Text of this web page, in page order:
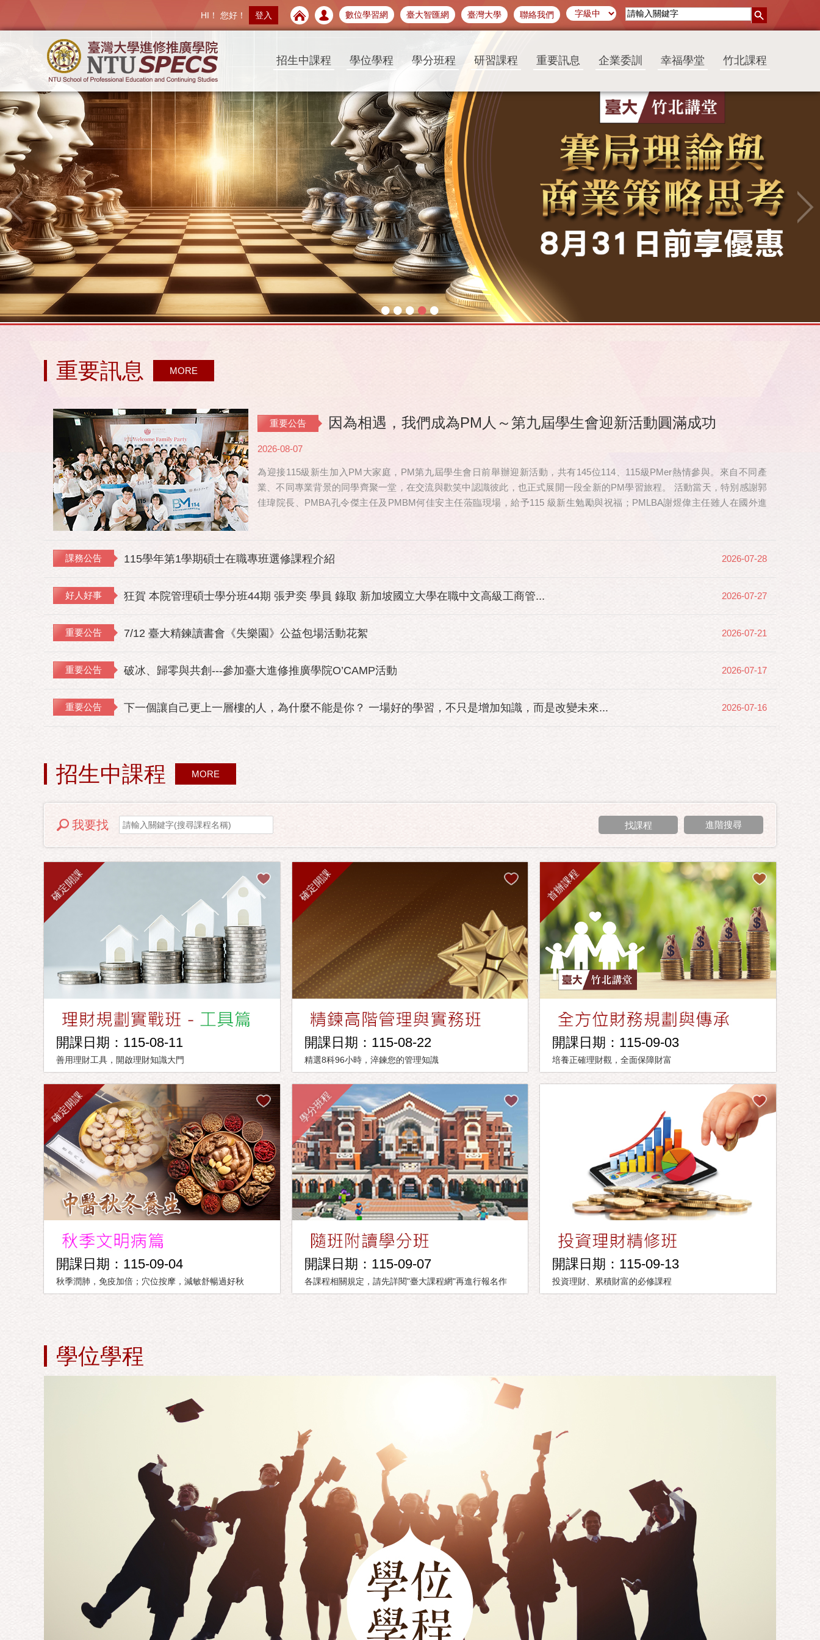
數位學習網 臺大智匯網 臺灣大學 聯絡我們
HI！ 您好！ 登入
招生中課程 學位學程 學分班程 研習課程 重要訊息 企業委訓 幸福學堂 竹北課程
•••••
重要訊息 MORE
重要公告 因為相遇，我們成為PM人～第九屆學生會迎新活動圓滿成功
2026-08-07
為迎接115級新生加入PM大家庭，PM第九屆學生會日前舉辦迎新活動，共有145位114、115級PMer熱情參與。來自不同產
業、不同專業背景的同學齊聚一堂，在交流與歡笑中認識彼此，也正式展開一段全新的PM學習旅程。 活動當天，特別感謝郭
佳瑋院長、PMBA孔令傑主任及PMBM何佳安主任蒞臨現場，給予115 級新生勉勵與祝福；PMLBA謝煜偉主任雖人在國外進
課務公告 115學年第1學期碩士在職專班選修課程介紹 2026-07-28
好人好事 狂賀 本院管理碩士學分班44期 張尹奕 學員 錄取 新加坡國立大學在職中文高級工商管... 2026-07-27
重要公告 7/12 臺大精鍊讀書會《失樂園》公益包場活動花絮 2026-07-21
重要公告 破冰、歸零與共創---參加臺大進修推廣學院O’CAMP活動 2026-07-17
重要公告 下一個讓自己更上一層樓的人，為什麼不能是你？ 一場好的學習，不只是增加知識，而是改變未來... 2026-07-16
招生中課程 MORE
我要找 進階搜尋
確定開課
開課日期：115-08-11
善用理財工具，開啟理財知識大門
確定開課
開課日期：115-08-22
精選8科96小時，淬鍊您的管理知識
首辦課程
開課日期：115-09-03
培養正確理財觀，全面保障財富
確定開課
開課日期：115-09-04
秋季潤肺，免疫加倍；穴位按摩，減敏舒暢過好秋
學分班程
開課日期：115-09-07
各課程相關規定，請先詳閱"臺大課程網"再進行報名作
業。
開課日期：115-09-13
投資理財、累積財富的必修課程
學位學程